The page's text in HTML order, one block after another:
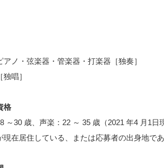
アノ・弦楽器・管楽器・打楽器［独奏］
唱］
格
～30 歳、声楽：22 ～ 35 歳（2021 年4 月1日
現在居住している、または応募者の出身地で